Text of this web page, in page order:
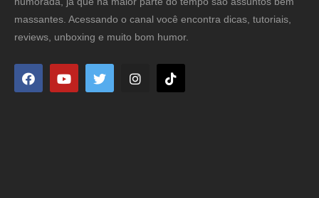
massantes. Acessando o canal você encontra dicas, tutoriais,
reviews, unboxing e muito bom humor.